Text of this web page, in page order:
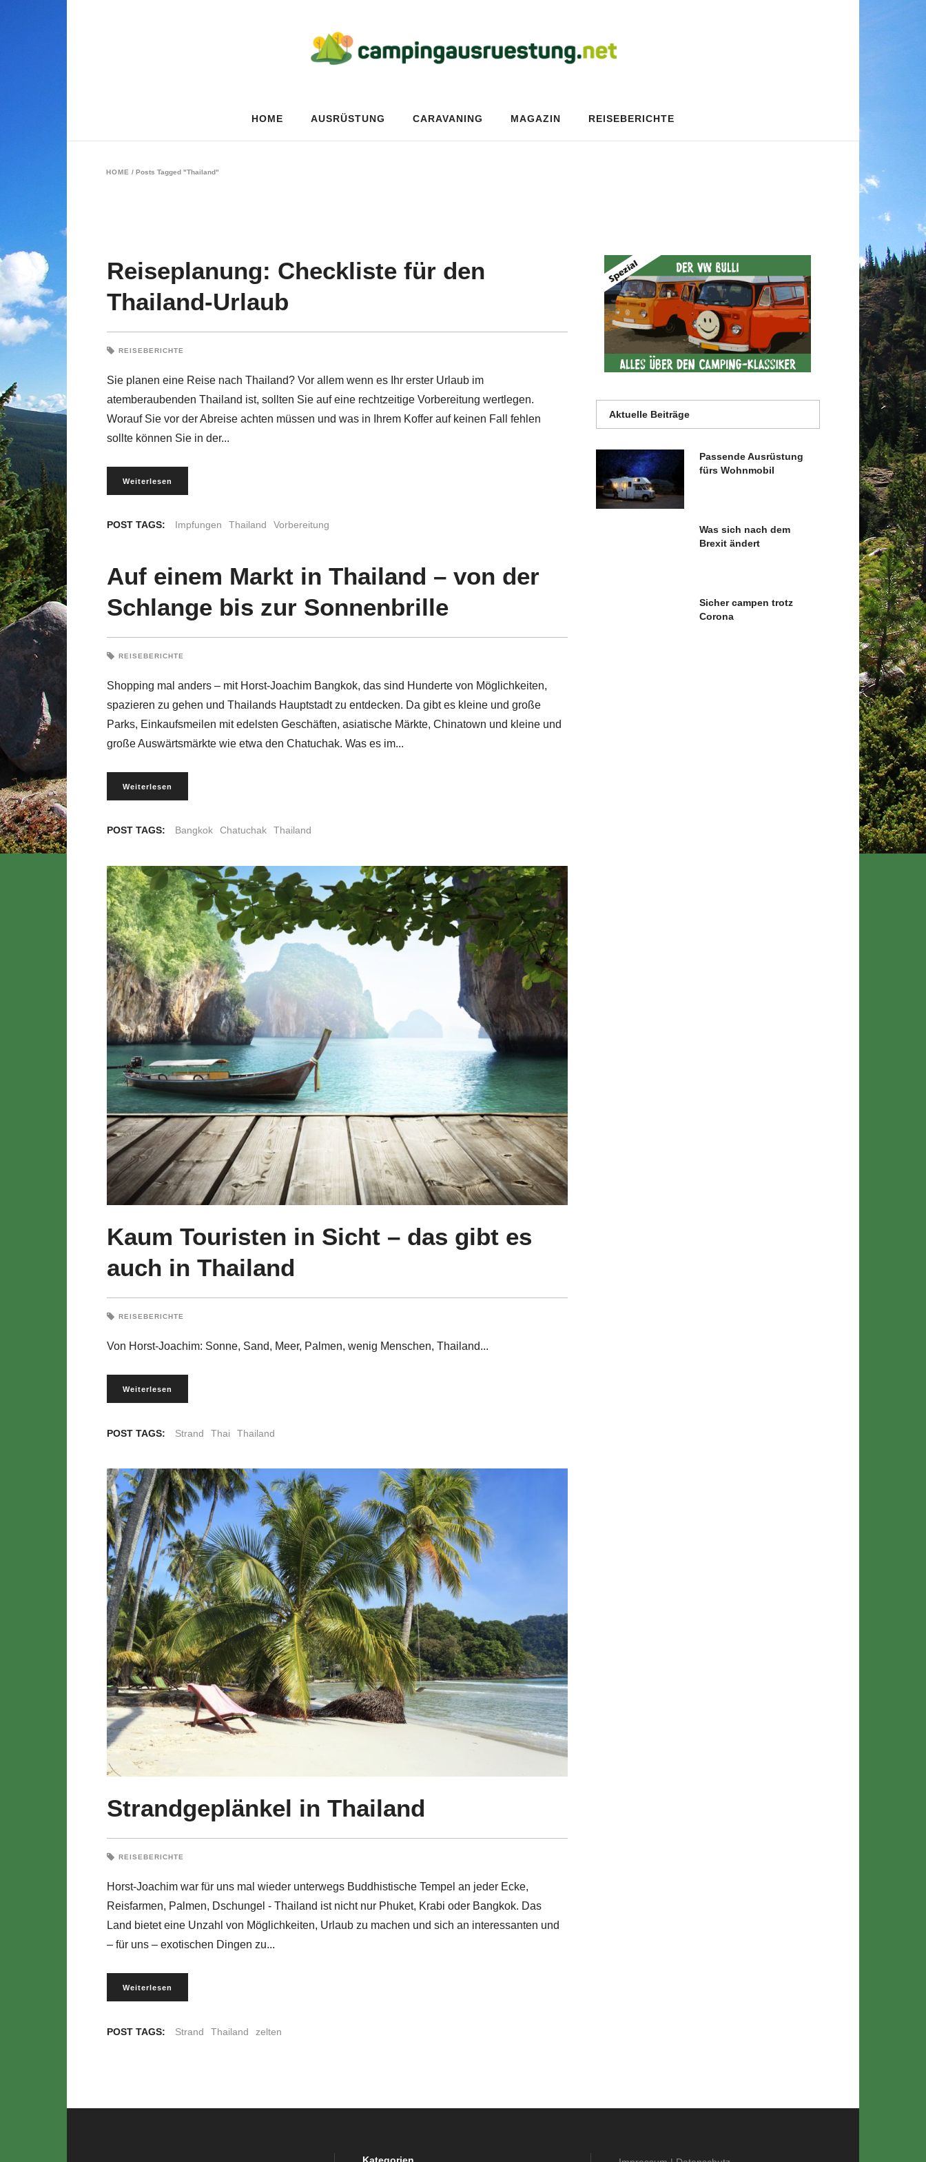
HOME AUSRÜSTUNG CARAVANING MAGAZIN REISEBERICHTE
HOME / Posts Tagged "Thailand"
Reiseplanung: Checkliste für den
Thailand-Urlaub
REISEBERICHTE
Sie planen eine Reise nach Thailand? Vor allem wenn es Ihr erster Urlaub im
atemberaubenden Thailand ist, sollten Sie auf eine rechtzeitige Vorbereitung wertlegen.
Worauf Sie vor der Abreise achten müssen und was in Ihrem Koffer auf keinen Fall fehlen
sollte können Sie in der
Weiterlesen
POST TAGS: Impfungen Thailand Vorbereitung
Auf einem Markt in Thailand – von der
Schlange bis zur Sonnenbrille
REISEBERICHTE
Shopping mal anders – mit Horst-Joachim Bangkok, das sind Hunderte von Möglichkeiten,
spazieren zu gehen und Thailands Hauptstadt zu entdecken. Da gibt es kleine und große
Parks, Einkaufsmeilen mit edelsten Geschäften, asiatische Märkte, Chinatown und kleine und
große Auswärtsmärkte wie etwa den Chatuchak. Was es im
Weiterlesen
POST TAGS: Bangkok Chatuchak Thailand
Kaum Touristen in Sicht – das gibt es
auch in Thailand
REISEBERICHTE
Von Horst-Joachim: Sonne, Sand, Meer, Palmen, wenig Menschen, Thailand
Weiterlesen
POST TAGS: Strand Thai Thailand
Strandgeplänkel in Thailand
REISEBERICHTE
Horst-Joachim war für uns mal wieder unterwegs Buddhistische Tempel an jeder Ecke,
Reisfarmen, Palmen, Dschungel - Thailand ist nicht nur Phuket, Krabi oder Bangkok. Das
Land bietet eine Unzahl von Möglichkeiten, Urlaub zu machen und sich an interessanten und
– für uns – exotischen Dingen zu
Weiterlesen
POST TAGS: Strand Thailand zelten
Aktuelle Beiträge
Passende Ausrüstung
fürs Wohnmobil
Was sich nach dem
Brexit ändert
Sicher campen trotz
Corona